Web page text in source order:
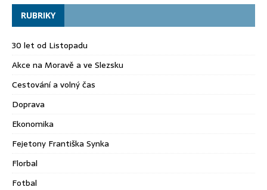
RUBRIKY
30 let od Listopadu
Akce na Moravě a ve Slezsku
Cestování a volný čas
Doprava
Ekonomika
Fejetony Františka Synka
Florbal
Fotbal